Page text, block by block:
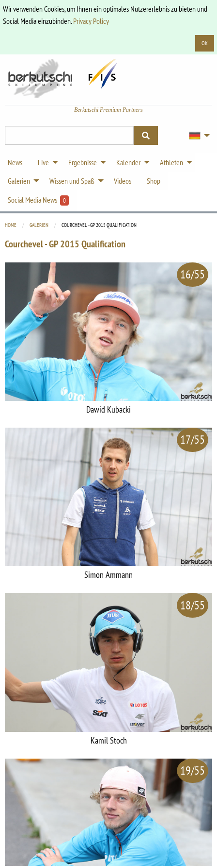
Wir verwenden Cookies, um Ihnen ein optimales Nutzererlebnis zu bieten und
Social Media einzubinden.Privacy Policy
OK
Berkutschi Premium Partners
News Live Ergebnisse Kalender
Athleten
Galerien
Wissen und Spaß Videos
Shop
Social Media News
0
HOME GALERIEN CURRENT:
COURCHEVEL - GP 2015 QUALIFICATION
Courchevel - GP 2015 Qualification
16/55
Dawid Kubacki
17/55
Simon Ammann
18/55
Kamil Stoch
19/55